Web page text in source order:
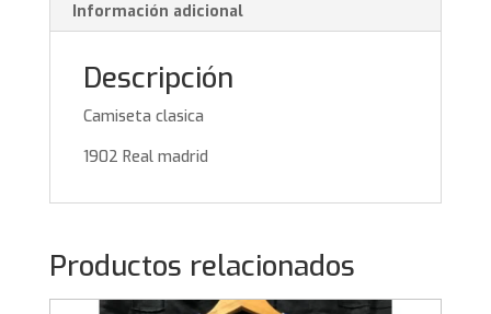
Información adicional
Descripción
Camiseta clasica
1902 Real madrid
Productos relacionados